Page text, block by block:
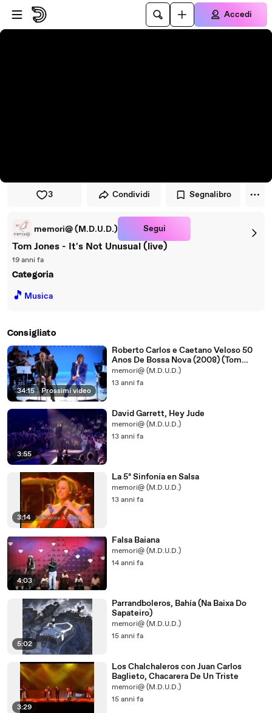
Vai al lettore
Passa al contenuto principale
Accedi
3 Condividi Segnalibro
memori@ (M.D.U.D.) Segui
Tom Jones - It's Not Unusual (live)
19 anni fa
Categoria
🎵 Musica
Consigliato
34:15 | Prossimi video
Roberto Carlos e Caetano Veloso 50
Anos De Bossa Nova (2008) (Tom
Jobim) 1/2
memori@ (M.D.U.D.)
13 anni fa
3:55
David Garrett, Hey Jude
memori@ (M.D.U.D.)
13 anni fa
3:14
La 5ª Sinfonía en Salsa
memori@ (M.D.U.D.)
13 anni fa
4:03
Falsa Baiana
memori@ (M.D.U.D.)
14 anni fa
5:02
Parrandboleros, Bahía (Na Baixa Do
Sapateiro)
memori@ (M.D.U.D.)
15 anni fa
3:29
Los Chalchaleros con Juan Carlos
Baglieto, Chacarera De Un Triste
memori@ (M.D.U.D.)
15 anni fa